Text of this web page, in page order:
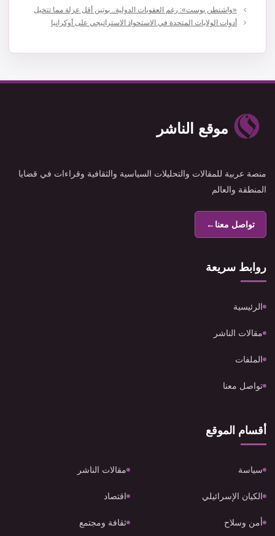
«واشنطن بوست»: رغم العقوبات الدولية.. بوتين أقل عزلة مما تتخيل
أدوات الولايات المتحدة في الاستحواذ الاستراتيجي على أوكرانيا
موقع الناشر
منصة عربية للمقالات والتحليلات السياسية والثقافية وقراءات في قضايا
المنطقة والعالم
تواصل معنا←
روابط سريعة
الرئيسية
مقالات الناشر
الملفات
تواصل معنا
أقسام الموقع
سياسة مقالات الناشر
الكيان الإسرائيلي اقتصاد
أمن وسلاح ثقافة ومجتمع